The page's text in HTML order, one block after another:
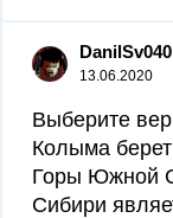
DanilSv040
13.06.2020
Выберите
Колыма
Горы Южной
Сибири